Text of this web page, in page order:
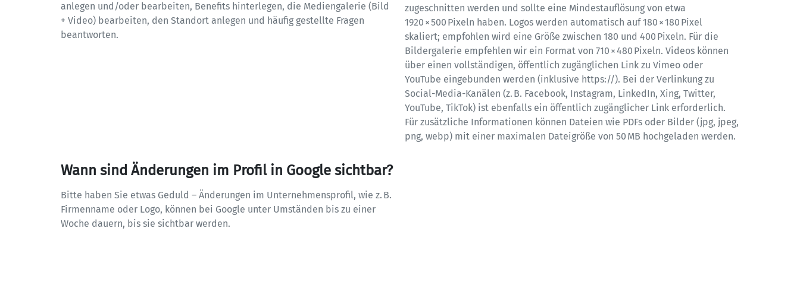
anlegen und/oder bearbeiten, Benefits hinterlegen, die Mediengalerie (Bild
+ Video) bearbeiten, den Standort anlegen und häufig gestellte Fragen
beantworten.
zugeschnitten werden und sollte eine Mindestauflösung von etwa
1920 × 500 Pixeln haben. Logos werden automatisch auf 180 × 180 Pixel
skaliert; empfohlen wird eine Größe zwischen 180 und 400 Pixeln. Für die
Bildergalerie empfehlen wir ein Format von 710 × 480 Pixeln. Videos können
über einen vollständigen, öffentlich zugänglichen Link zu Vimeo oder
YouTube eingebunden werden (inklusive https://). Bei der Verlinkung zu
Social-Media-Kanälen (z. B. Facebook, Instagram, LinkedIn, Xing, Twitter,
YouTube, TikTok) ist ebenfalls ein öffentlich zugänglicher Link erforderlich.
Für zusätzliche Informationen können Dateien wie PDFs oder Bilder (jpg, jpeg,
png, webp) mit einer maximalen Dateigröße von 50 MB hochgeladen werden.
Wann sind Änderungen im Profil in Google sichtbar?
Bitte haben Sie etwas Geduld – Änderungen im Unternehmensprofil, wie z. B.
Firmenname oder Logo, können bei Google unter Umständen bis zu einer
Woche dauern, bis sie sichtbar werden.